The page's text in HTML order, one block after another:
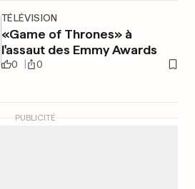
TÉLÉVISION
«Game of Thrones» à
l'assaut des Emmy Awards
0 0
PUBLICITÉ